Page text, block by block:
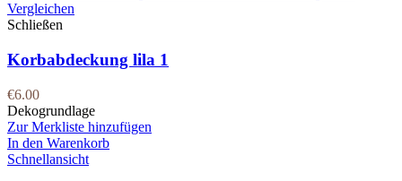
Vergleichen
Schließen
Korbabdeckung lila 1
€6.00
Dekogrundlage
Zur Merkliste hinzufügen
In den Warenkorb
Schnellansicht